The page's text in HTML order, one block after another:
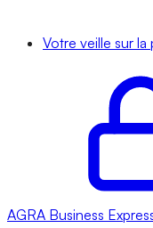
Votre veille sur
AGRA Business